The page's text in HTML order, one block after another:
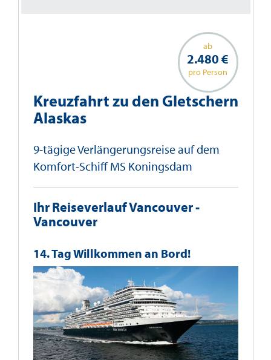
ab
2.480 €
pro Person
Kreuzfahrt zu den Gletschern
Alaskas
9-tägige Verlängerungsreise auf dem
Komfort-Schiff MS Koningsdam
Ihr Reiseverlauf Vancouver -
Vancouver
14. Tag Willkommen an Bord!